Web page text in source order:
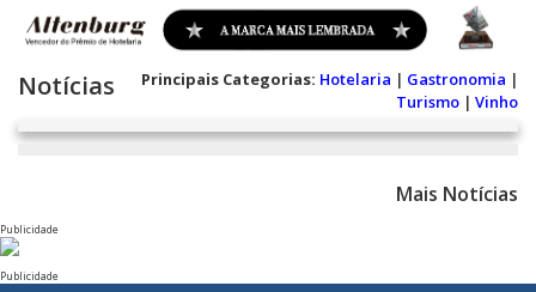
Notícias Principais Categorias: Hotelaria | Gastronomia |
Turismo | Vinho
Mais Notícias
Publicidade
Publicidade